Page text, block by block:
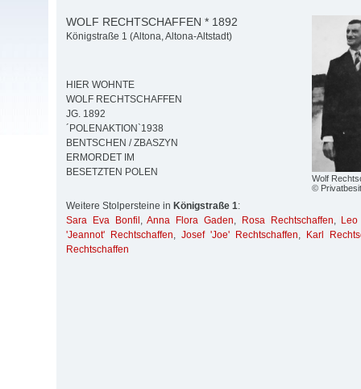
Wolf
©
WOLF RECHTSCHAFFEN * 1892
Königstraße 1 (Altona, Altona-Altstadt)
HIER WOHNTE
WOLF RECHTSCHAFFEN
JG. 1892
´POLENAKTION`1938
BENTSCHEN / ZBASZYN
ERMORDET IM
BESETZTEN POLEN
Weitere Stolpersteine in Königstraße 1:
Sara Eva Bonfil ,Anna Flora Gaden, Rosa Rechtschaffen,
'Jeannot' Rechtschaffen, Josef 'Joe' Rechtschaffen,
Karl
Rechtschaffen